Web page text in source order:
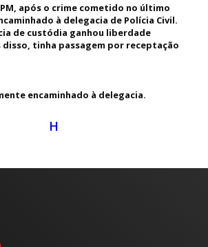
após o crime cometido no último
à delegacia de Polícia Civil.
de custódia ganhou liberdade
tinha passagem por receptação
encaminhado à delegacia.
H